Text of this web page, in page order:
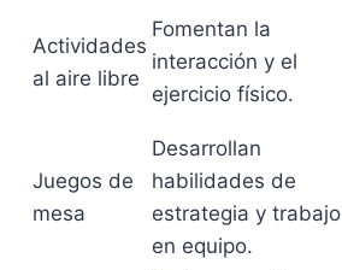
Actividades
al aire libre
Fomentan la
interacción y el
ejercicio físico.
Juegos de
mesa
Desarrollan
habilidades de
estrategia y trabajo
en equipo.